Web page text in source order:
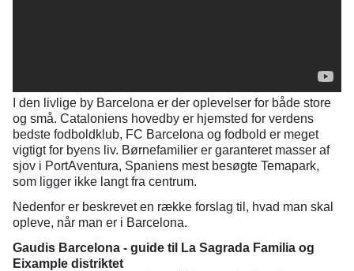
I den livlige by Barcelona er der oplevelser for både store
og små. Cataloniens hovedby er hjemsted for verdens
bedste fodboldklub, FC Barcelona og fodbold er meget
vigtigt for byens liv. Børnefamilier er garanteret masser af
sjov i PortAventura, Spaniens mest besøgte Temapark,
som ligger ikke langt fra centrum.
Nedenfor er beskrevet en række forslag til, hvad man skal
opleve, når man er i Barcelona.
Gaudis Barcelona - guide til La Sagrada Familia og
Eixample distriktet